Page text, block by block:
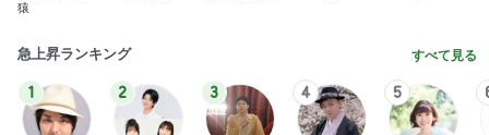
猿
急上昇ランキング すべて見る
1 2 3 4 5